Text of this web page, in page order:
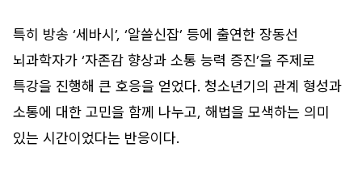
특히 방송 ‘세바시’, ‘알쓸신잡’ 등에 출연한 장동선
뇌과학자가 ‘자존감 향상과 소통 능력 증진’을 주제로
특강을 진행해 큰 호응을 얻었다. 청소년기의 관계 형성과
소통에 대한 고민을 함께 나누고, 해법을 모색하는 의미
있는 시간이었다는 반응이다.